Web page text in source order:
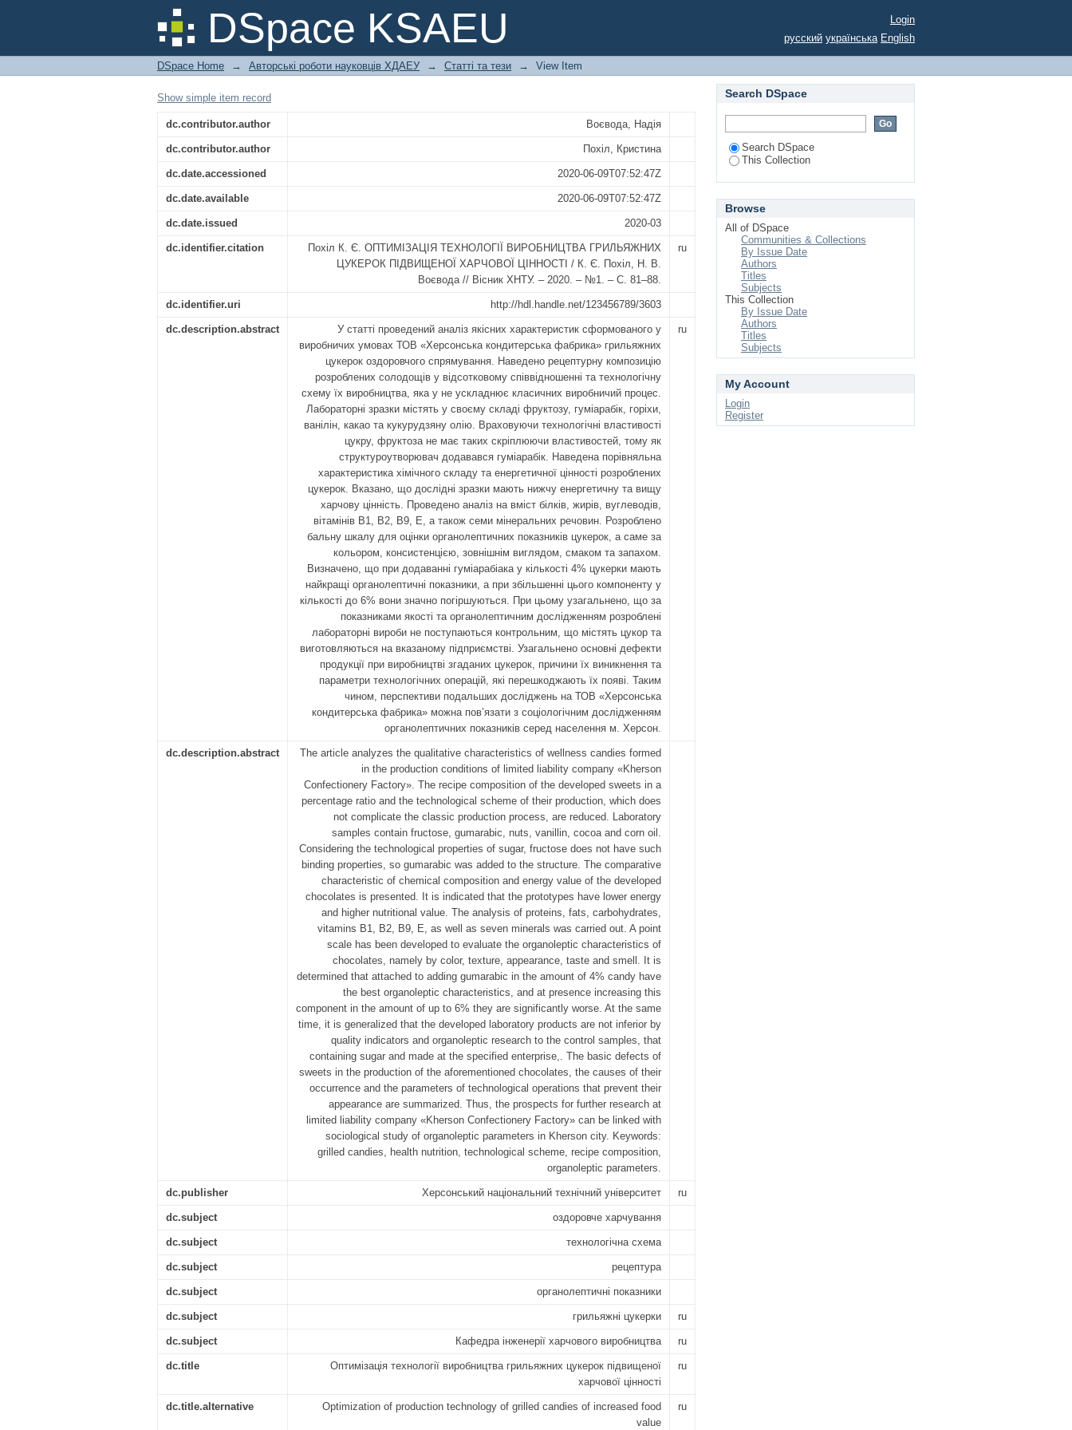
DSpace KSAEU
Оптимізація технології виробництва грильяжних цукерок підвищеної
харчової цінності
Login
русский українська English
DSpace Home → Авторські роботи науковців ХДАЕУ → Статті та тези → View Item
Show simple item record
dc.contributor.author Воєвода, Надія
dc.contributor.author Похіл, Кристина
dc.date.accessioned 2020-06-09T07:52:47Z
dc.date.available 2020-06-09T07:52:47Z
dc.date.issued 2020-03
dc.identifier.citation
Похіл К. Є. ОПТИМІЗАЦІЯ ТЕХНОЛОГІЇ ВИРОБНИЦТВА ГРИЛЬЯЖНИХ
ЦУКЕРОК ПІДВИЩЕНОЇ ХАРЧОВОЇ ЦІННОСТІ / К. Є. Похіл, Н. В.
Воєвода // Вісник ХНТУ. – 2020. – №1. – С. 81–88.
ru
dc.identifier.uri http://hdl.handle.net/123456789/3603
dc.description.abstract
У статті проведений аналіз якісних характеристик сформованого у
виробничих умовах ТОВ «Херсонська кондитерська фабрика» грильяжних
цукерок оздоровчого спрямування. Наведено рецептурну композицію
розроблених солодощів у відсотковому співвідношенні та технологічну
схему їх виробництва, яка у не ускладнює класичних виробничий процес.
Лабораторні зразки містять у своєму складі фруктозу, гуміарабік, горіхи,
ванілін, какао та кукурудзяну олію. Враховуючи технологічні властивості
цукру, фруктоза не має таких скріплюючи властивостей, тому як
структуроутворювач додавався гуміарабік. Наведена порівняльна
характеристика хімічного складу та енергетичної цінності розроблених
цукерок. Вказано, що дослідні зразки мають нижчу енергетичну та вищу
харчову цінність. Проведено аналіз на вміст білків, жирів, вуглеводів,
вітамінів В1, В2, В9, Е, а також семи мінеральних речовин. Розроблено
бальну шкалу для оцінки органолептичних показників цукерок, а саме за
кольором, консистенцією, зовнішнім виглядом, смаком та запахом.
Визначено, що при додаванні гуміарабіака у кількості 4% цукерки мають
найкращі органолептичні показники, а при збільшенні цього компоненту у
кількості до 6% вони значно погіршуються. При цьому узагальнено, що за
показниками якості та органолептичним дослідженням розроблені
лабораторні вироби не поступаються контрольним, що містять цукор та
виготовляються на вказаному підприємстві. Узагальнено основні дефекти
продукції при виробництві згаданих цукерок, причини їх виникнення та
параметри технологічних операцій, які перешкоджають їх появі. Таким
чином, перспективи подальших досліджень на ТОВ «Херсонська
кондитерська фабрика» можна пов’язати з соціологічним дослідженням
органолептичних показників серед населення м. Херсон.
ru
dc.description.abstract
The article analyzes the qualitative characteristics of wellness candies formed
in the production conditions of limited liability company «Kherson
Confectionery Factory». The recipe composition of the developed sweets in a
percentage ratio and the technological scheme of their production, which does
not complicate the classic production process, are reduced. Laboratory
samples contain fructose, gumarabic, nuts, vanillin, cocoa and corn oil.
Considering the technological properties of sugar, fructose does not have such
binding properties, so gumarabic was added to the structure. The comparative
characteristic of chemical composition and energy value of the developed
chocolates is presented. It is indicated that the prototypes have lower energy
and higher nutritional value. The analysis of proteins, fats, carbohydrates,
vitamins B1, B2, B9, E, as well as seven minerals was carried out. A point
scale has been developed to evaluate the organoleptic characteristics of
chocolates, namely by color, texture, appearance, taste and smell. It is
determined that attached to adding gumarabiс in the amount of 4% candy have
the best organoleptic characteristics, and at presence increasing this
component in the amount of up to 6% they are significantly worse. At the same
time, it is generalized that the developed laboratory products are not inferior by
quality indicators and organoleptic research to the control samples, that
containing sugar and made at the specified enterprise,. The basic defects of
sweets in the production of the aforementioned chocolates, the causes of their
occurrence and the parameters of technological operations that prevent their
appearance are summarized. Thus, the prospects for further research at
limited liability company «Kherson Confectionery Factory» can be linked with
sociological study of organoleptic parameters in Kherson city. Keywords:
grilled candies, health nutrition, technological scheme, recipe composition,
organoleptic parameters.
dc.publisher Херсонський національний технічний університет ru
dc.subject оздоровче харчування
dc.subject технологічна схема
dc.subject рецептура
dc.subject органолептичні показники
dc.subject грильяжні цукерки ru
dc.subject Кафедра інженерії харчового виробництва ru
dc.title
Оптимізація технології виробництва грильяжних цукерок підвищеної
харчової цінності
ru
dc.title.alternative
Optimization of production technology of grilled candies of increased food
value
ru
Search DSpace
Search DSpace
This Collection
Browse
All of DSpace
Communities & Collections
By Issue Date
Authors
Titles
Subjects
This Collection
By Issue Date
Authors
Titles
Subjects
My Account
Login
Register